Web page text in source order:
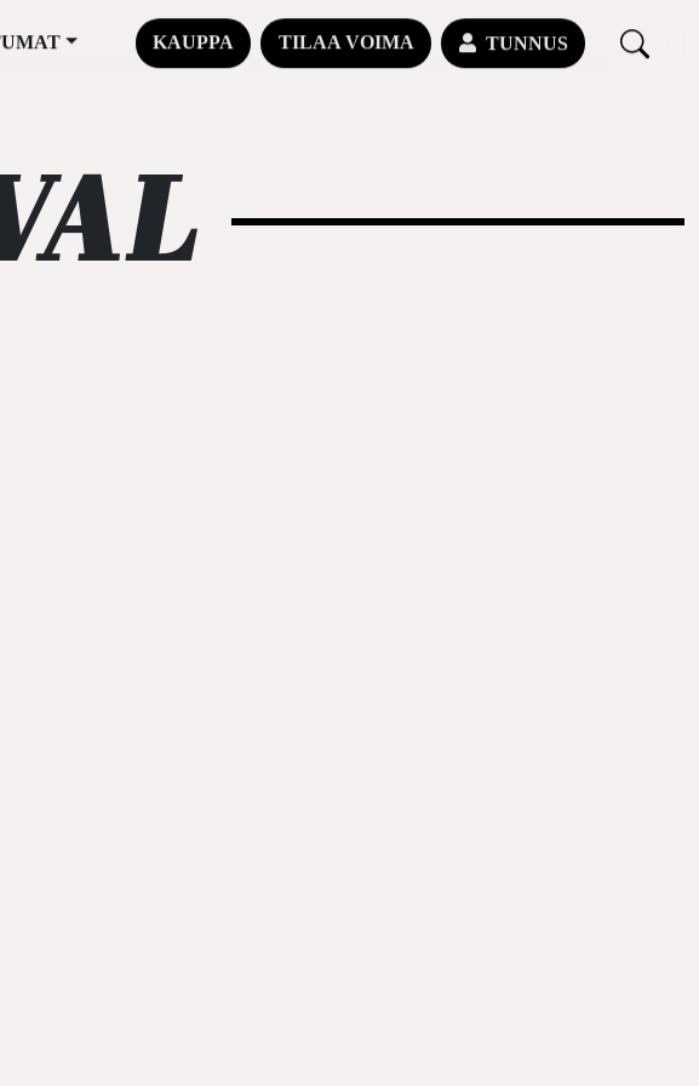
KAUPPA TILAA VOIMA TUNNUS